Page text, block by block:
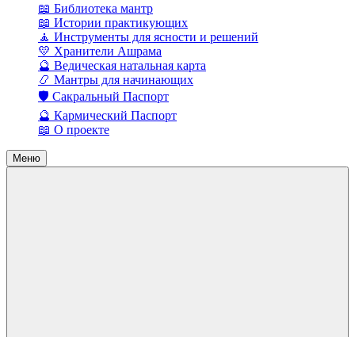
📖 Библиотека мантр
📖 Истории практикующих
🧘 Инструменты для ясности и решений
💛 Хранители Ашрама
🔮 Ведическая натальная карта
📿 Мантры для начинающих
🛡️ Сакральный Паспорт
🔮 Кармический Паспорт
📖 О проекте
Меню